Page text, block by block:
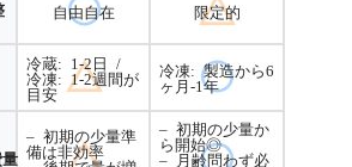
自由自在 限定的
冷蔵: 1-2日 /
冷凍: 1-2週間が
目安
冷凍: 製造から6
ヶ月-1年
– 初期の少量準
備は非効率
– 初期の少量か
ら開始◎
– 月齢問わず必